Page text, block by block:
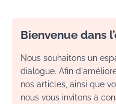
Bienvenue dans
Nous souhaitons un
dialogue. Afin
nos articles, ainsi que
nous vous invitons à